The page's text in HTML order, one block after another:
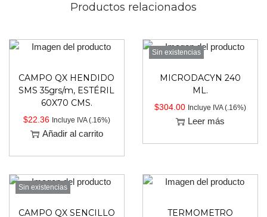
Productos relacionados
CAMPO QX HENDIDO
SMS 35grs/m, ESTÉRIL
60X70 CMS.
$22.36 Incluye IVA (.16%)
Añadir al carrito
Sin existencias
MICRODACYN 240
ML.
$304.00 Incluye IVA (.16%)
Leer más
Sin existencias
CAMPO QX SENCILLO TERMOMETRO